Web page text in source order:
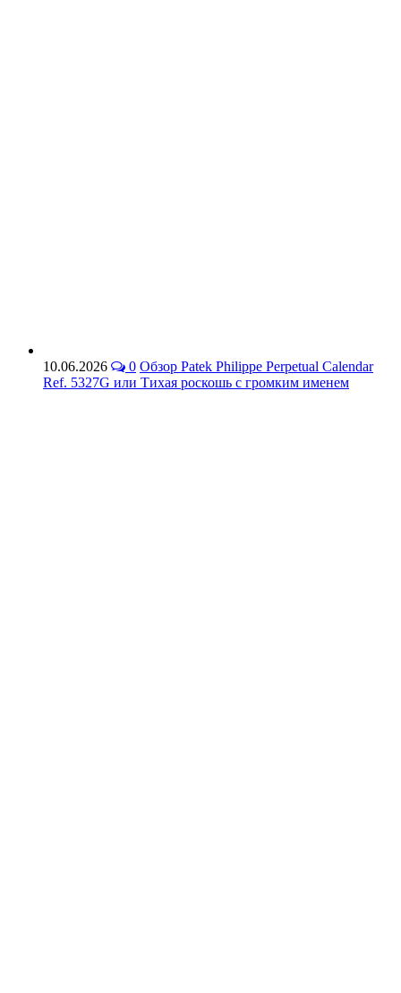
10.06.2026 0 Обзор Patek Philippe Perpetual Calendar
Ref. 5327G или Тихая роскошь с громким именем